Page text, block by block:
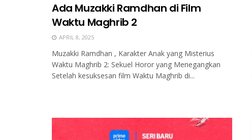
Ada Muzakki Ramdhan di Film
Waktu Maghrib 2
APRIL 8, 2025
Muzakki Ramdhan , Karakter Anak yang Misterius
Waktu Maghrib 2: Sekuel Horor yang Menegangkan
Setelah kesuksesan film Waktu Maghrib di...